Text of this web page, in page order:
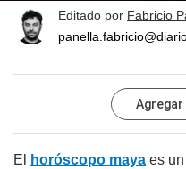
Editado por Fabricio
Agregar
El horóscopo maya es